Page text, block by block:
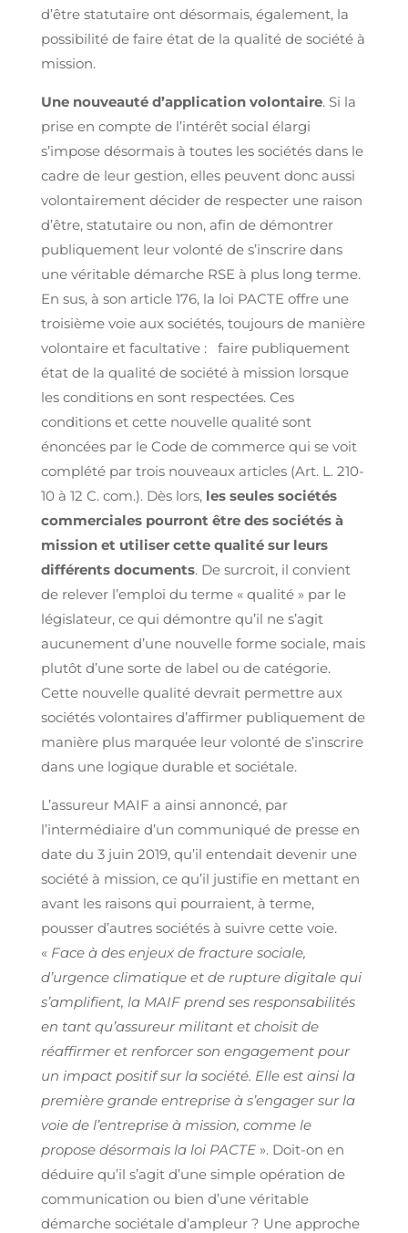
d’être statutaire ont désormais, également, la
possibilité de faire état de la qualité de société à
mission.
Une nouveauté d’application volontaire. Si la
prise en compte de l’intérêt social élargi
s’impose désormais à toutes les sociétés dans le
cadre de leur gestion, elles peuvent donc aussi
volontairement décider de respecter une raison
d’être, statutaire ou non, afin de démontrer
publiquement leur volonté de s’inscrire dans
une véritable démarche RSE à plus long terme.
En sus, à son article 176, la loi PACTE offre une
troisième voie aux sociétés, toujours de manière
volontaire et facultative : faire publiquement
état de la qualité de société à mission lorsque
les conditions en sont respectées. Ces
conditions et cette nouvelle qualité sont
énoncées par le Code de commerce qui se voit
complété par trois nouveaux articles (Art. L. 210-
10 à 12 C. com.). Dès lors, les seules sociétés
commerciales pourront être des sociétés à
mission et utiliser cette qualité sur leurs
différents documents. De surcroit, il convient
de relever l’emploi du terme « qualité » par le
législateur, ce qui démontre qu’il ne s’agit
aucunement d’une nouvelle forme sociale, mais
plutôt d’une sorte de label ou de catégorie.
Cette nouvelle qualité devrait permettre aux
sociétés volontaires d’affirmer publiquement de
manière plus marquée leur volonté de s’inscrire
dans une logique durable et sociétale.
L’assureur MAIF a ainsi annoncé, par
l’intermédiaire d’un communiqué de presse en
date du 3 juin 2019, qu’il entendait devenir une
société à mission, ce qu’il justifie en mettant en
avant les raisons qui pourraient, à terme,
pousser d’autres sociétés à suivre cette voie.
« Face à des enjeux de fracture sociale,
d’urgence climatique et de rupture digitale qui
s’amplifient, la MAIF prend ses responsabilités
en tant qu’assureur militant et choisit de
réaffirmer et renforcer son engagement pour
un impact positif sur la société. Elle est ainsi la
première grande entreprise à s’engager sur la
voie de l’entreprise à mission, comme le
propose désormais la loi PACTE». Doit-on en
déduire qu’il s’agit d’une simple opération de
communication ou bien d’une véritable
démarche sociétale d’ampleur ? Une approche